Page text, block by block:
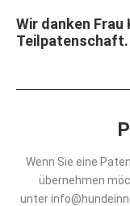
Wir danken Frau
Teilpatenschaft.
Wenn Sie eine
übernehmen
unter